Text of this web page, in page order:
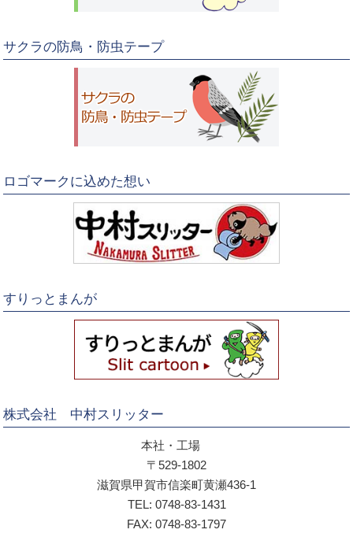
サクラの防鳥・防虫テープ
ロゴマークに込めた想い
すりっとまんが
株式会社 中村スリッター
本社・工場
〒529-1802
滋賀県甲賀市信楽町黄瀬436-1
TEL: 0748-83-1431
FAX: 0748-83-1797